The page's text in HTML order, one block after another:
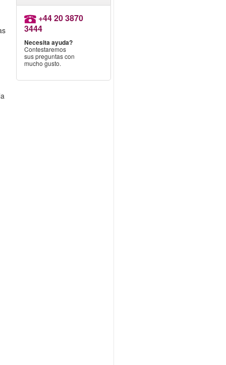
+44 20 3870
3444
Necesita ayuda?
Contestaremos
sus preguntas con
mucho gusto.